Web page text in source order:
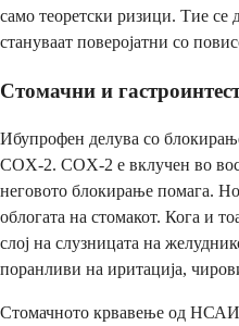
само теоретски ризици. Тие се
стануваат поверојатни со
Стомачни и
Ибупрофен делува со
COX-2. COX-2 е вклучен во
неговото блокирање помага.
облогата на стомакот. Кога и
слој на слузницата на
поранливи на иритација,
Стомачното крвавење од